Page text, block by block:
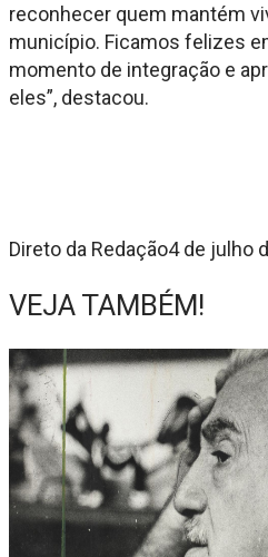
reconhecer quem mantém
município. Ficamos felizes
momento de integração e
eles”, destacou.
Direto da Redação4 de julho
VEJA TAMBÉM!